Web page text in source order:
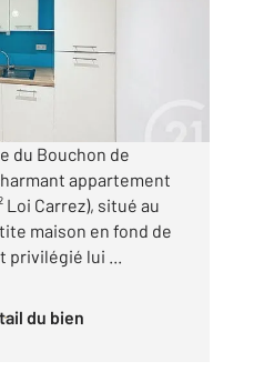
louer
du Bouchon de
appartement
Loi Carrez), situé au
maison en fond de
privilégié lui ...
du bien